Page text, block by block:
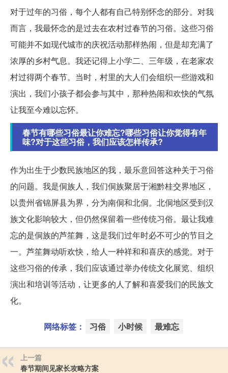
对于过年的习俗，每个人都有自己特别怀念的部分。对我
而言，我最怀念的是过去在农村过春节的习俗。这些习俗
可能并不如现代城市的庆祝活动那样热闹，但是却充满了
浓厚的乡村气息。我还记得上小学二、三年级，在老家农
村过得两个春节。当时，村里的大人们会组织一些游戏和
演出，我们小孩子都会参与其中，那种热闹和欢快的气氛
让我至今难以忘怀。
春节有哪些习俗最让你难忘?哪些习俗让你觉得有年
味?对于这些习俗，我们应该怎样传承?
作为出生于少数民族地区的我，最乐意回答这种关于习俗
的问题。我是侗族人，我们侗族聚居于湘黔桂交界地区，
以贵州省锦屏县为界，分为南侗和北侗。北侗地区受到汉
族文化影响较大，但仍然保留着一些传统习俗。最让我难
忘的是侗族的芦笙舞，这是我们过年时必不可少的节目之
一。芦笙舞动听欢快，给人一种祥和和喜庆的感觉。对于
这些习俗的传承，我们应该通过举办传统文化展览、组织
演出和培训等活动，让更多的人了解和喜爱我们的民族文
化。
网络标签： 习俗 小时候 最难忘
上一篇
春节期间见家长攻略方案